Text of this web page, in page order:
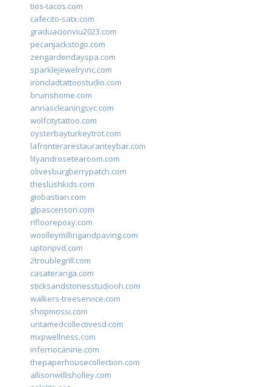
tios-tacos.com
cafecito-satx.com
graduacionviu2023.com
pecanjackstogo.com
zengardendayspa.com
sparklejewelryinc.com
ironcladtattoostudio.com
bruinshome.com
annascleaningsvc.com
wolfcitytattoo.com
oysterbayturkeytrot.com
lafronterarestauranteybar.com
lilyandrosetearoom.com
olivesburgberrypatch.com
theslushkids.com
giobastian.com
glpascensori.com
rifloorepoxy.com
woolleymillingandpaving.com
uptonpvd.com
2troublegrill.com
casateranga.com
sticksandstonesstudiooh.com
walkers-treeservice.com
shopmossi.com
untamedcollectivesd.com
mxpwellness.com
infernocanine.com
thepaperhousecollection.com
allisonwillisholley.com